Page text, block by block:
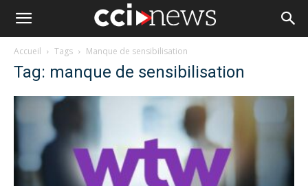
Accueil Tags Manque de sensibilisation
Tag: manque de sensibilisation